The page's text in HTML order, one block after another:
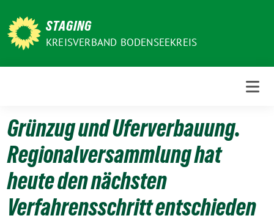
zum
Inhalt
STAGING
KREISVERBAND BODENSEEKREIS
Grünzug und Uferverbauung.
Regionalversammlung hat
heute den nächsten
Verfahrensschritt entschieden